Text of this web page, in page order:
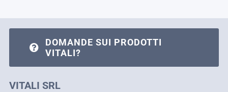
DOMANDE SUI PRODOTTI
VITALI?
VITALI SRL